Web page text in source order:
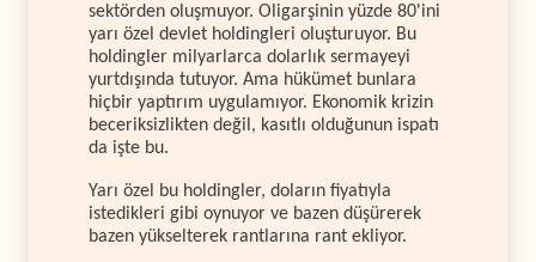
sektörden oluşmuyor. Oligarşinin yüzde 80'ini
yarı özel devlet holdingleri oluşturuyor. Bu
holdingler milyarlarca dolarlık sermayeyi
yurtdışında tutuyor. Ama hükümet bunlara
hiçbir yaptırım uygulamıyor. Ekonomik krizin
beceriksizlikten değil, kasıtlı olduğunun ispatı
da işte bu.
Yarı özel bu holdingler, doların fiyatıyla
istedikleri gibi oynuyor ve bazen düşürerek
bazen yükselterek rantlarına rant ekliyor.